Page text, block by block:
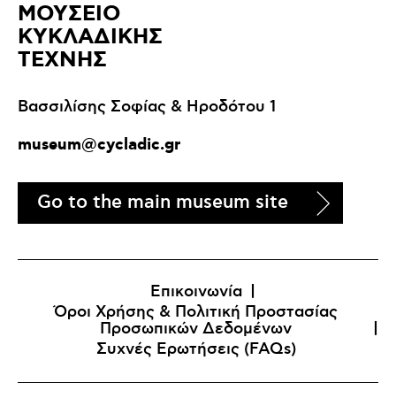
ΜΟΥΣΕΙΟ
ΚΥΚΛΑΔΙΚΗΣ
ΤΕΧΝΗΣ
Βασσιλίσης Σοφίας & Ηροδότου 1
museum@cycladic.gr
Go to the main museum site
Επικοινωνία
Όροι Χρήσης & Πολιτική Προστασίας
Προσωπικών Δεδομένων
Συχνές Ερωτήσεις (FAQs)